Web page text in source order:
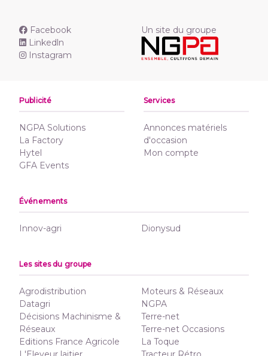
Facebook
Linkedln
Instagram
Un site du groupe
Publicité
NGPA Solutions
La Factory
Hytel
GFA Events
Services
Annonces matériels
d'occasion
Mon compte
Événements
Innov-agri Dionysud
Les sites du groupe
Agrodistribution
Datagri
Décisions Machinisme &
Réseaux
Editions France Agricole
Moteurs & Réseaux
NGPA
Terre-net
Terre-net Occasions
La Toque